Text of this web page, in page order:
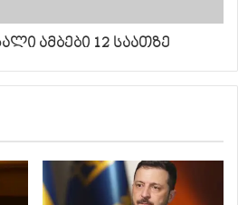
ამბები 12 საათზე